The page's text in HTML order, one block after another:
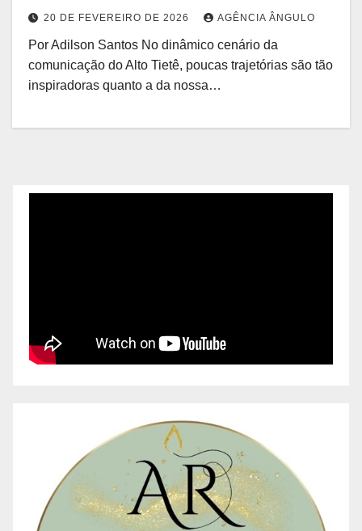
20 DE FEVEREIRO DE 2026 AGÊNCIA ÂNGULO
Por Adilson Santos No dinâmico cenário da
comunicação do Alto Tietê, poucas trajetórias são tão
inspiradoras quanto a da nossa…